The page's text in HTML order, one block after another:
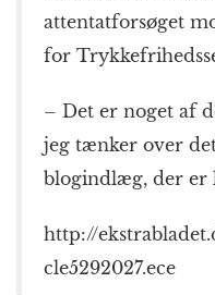
attentatforsøget
for
– Det er noget af
jeg tænker over
blogindlæg, der er
http://
cle5292027.ece